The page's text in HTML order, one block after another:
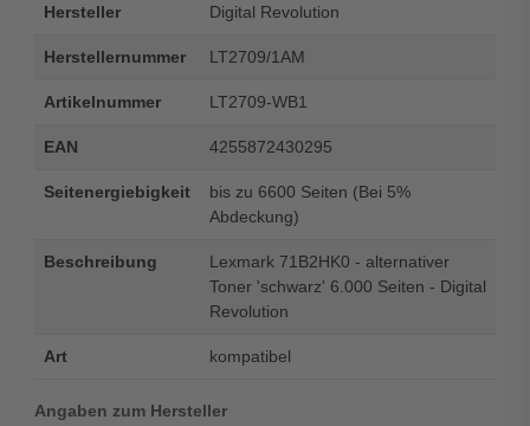
Hersteller Digital Revolution
Herstellernummer LT2709/1AM
Artikelnummer LT2709-WB1
EAN 4255872430295
Seitenergiebigkeit
bis zu 6600 Seiten (Bei 5%
Abdeckung)
Beschreibung
Lexmark 71B2HK0 - alternativer
Toner 'schwarz' 6.000 Seiten - Digital
Revolution
Art kompatibel
Angaben zum Hersteller